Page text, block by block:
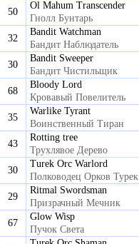
50
Ol Mahum Transcender
Гнолл Бунтарь
32
Bandit Watchman
Бандит Наблюдатель
30
Bandit Sweeper
Бандит Чистильщик
68
Bloody Lord
Кровавый Повелитель
35
Warlike Tyrant
Воинственный Тиран
43
Rotting tree
Трухлявое Дерево
30
Turek Orc Warlord
Полководец Орков Турек
29
Ritmal Swordsman
Призрачный Мечник
67
Glow Wisp
Пучок Света